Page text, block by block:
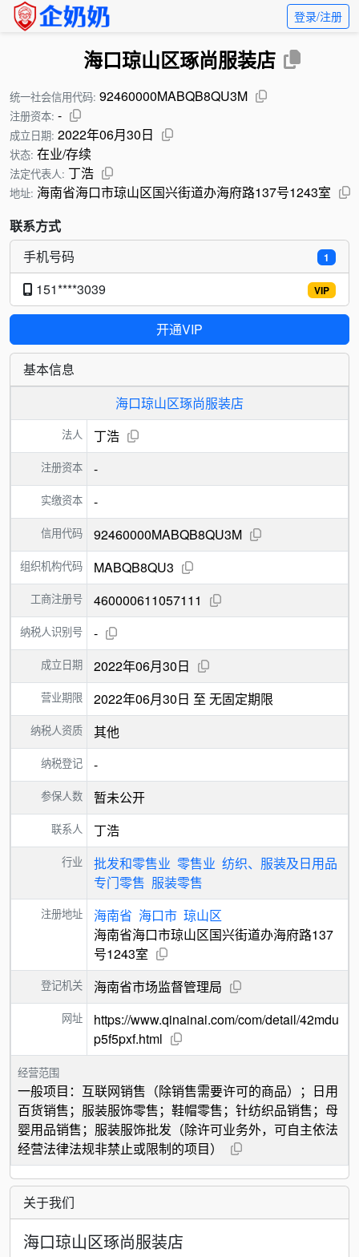
登录/注册
海口琼山区琢尚服装店
统一社会信用代码: 92460000MABQB8QU3M
注册资本: -
成立日期: 2022年06月30日
状态: 在业/存续
法定代表人: 丁浩
地址: 海南省海口市琼山区国兴街道办海府路137号1243室
联系方式
1
手机号码
VIP
151****3039
开通VIP
基本信息
海口琼山区琢尚服装店
法人 丁浩
注册资本 -
实缴资本 -
信用代码 92460000MABQB8QU3M
组织机构代码 MABQB8QU3
工商注册号 460000611057111
纳税人识别号 -
成立日期 2022年06月30日
营业期限 2022年06月30日 至 无固定期限
纳税人资质 其他
纳税登记 -
参保人数 暂未公开
联系人 丁浩
行业 批发和零售业 零售业 纺织、服装及日用品
专门零售 服装零售
注册地址 海南省 海口市 琼山区
海南省海口市琼山区国兴街道办海府路137
号1243室
登记机关 海南省市场监督管理局
网址
https://www.qinainai.com/com/detail/42mdu
p5f5pxf.html
经营范围
一般项目：互联网销售（除销售需要许可的商品）；日用
百货销售；服装服饰零售；鞋帽零售；针纺织品销售；母
婴用品销售；服装服饰批发（除许可业务外，可自主依法
经营法律法规非禁止或限制的项目）
关于我们
海口琼山区琢尚服装店